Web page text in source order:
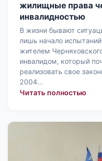
жилищные права
инвалидностью
В жизни бывают
лишь начало
жителем
инвалидом, который
реализовать свое
2004…
Читать полностью: